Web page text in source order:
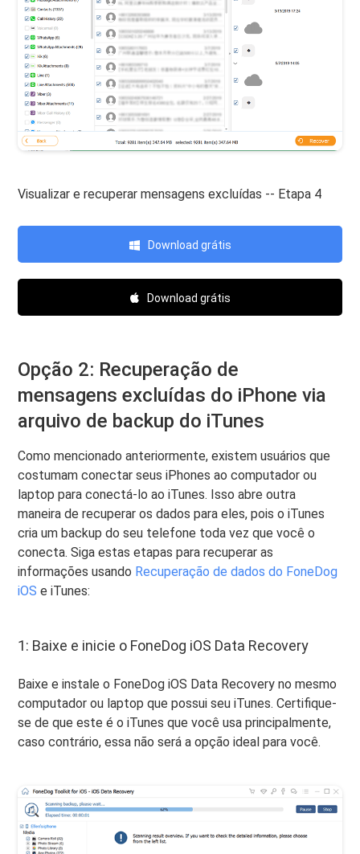
Visualizar e recuperar mensagens excluídas -- Etapa 4
Download grátis
Download grátis
Opção 2: Recuperação de
mensagens excluídas do iPhone via
arquivo de backup do iTunes
Como mencionado anteriormente, existem usuários que
costumam conectar seus iPhones ao computador ou
laptop para conectá-lo ao iTunes. Isso abre outra
maneira de recuperar os dados para eles, pois o iTunes
cria um backup do seu telefone toda vez que você o
conecta. Siga estas etapas para recuperar as
informações usando Recuperação de dados do FoneDog
iOS e iTunes:
1: Baixe e inicie o FoneDog iOS Data Recovery
Baixe e instale o FoneDog iOS Data Recovery no mesmo
computador ou laptop que possui seu iTunes. Certifique-
se de que este é o iTunes que você usa principalmente,
caso contrário, essa não será a opção ideal para você.